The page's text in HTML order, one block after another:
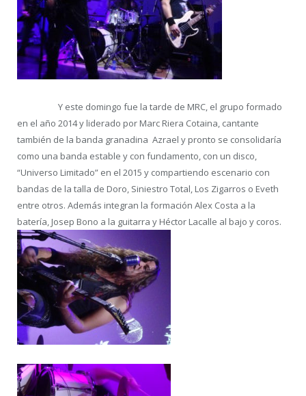
Y este domingo fue la tarde de MRC, el grupo formado
en el año 2014 y liderado por Marc Riera Cotaina, cantante
también de la banda granadina Azrael y pronto se consolidaría
como una banda estable y con fundamento, con un disco,
“Universo Limitado” en el 2015 y compartiendo escenario con
bandas de la talla de Doro, Siniestro Total, Los Zigarros o Eveth
entre otros. Además integran la formación Alex Costa a la
batería, Josep Bono a la guitarra y Héctor Lacalle al bajo y coros.